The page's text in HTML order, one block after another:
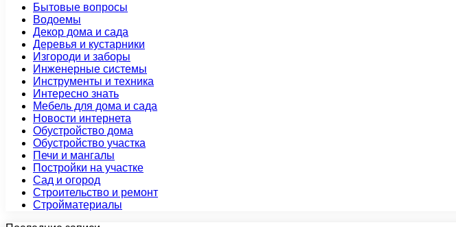
Бытовые вопросы
Водоемы
Декор дома и сада
Деревья и кустарники
Изгороди и заборы
Инженерные системы
Инструменты и техника
Интересно знать
Мебель для дома и сада
Новости интернета
Обустройство дома
Обустройство участка
Печи и мангалы
Постройки на участке
Сад и огород
Строительство и ремонт
Стройматериалы